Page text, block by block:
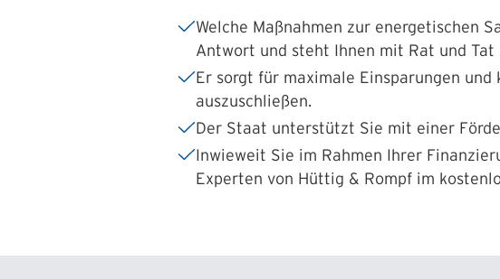
Welche Maßnahmen zur energetischen
Antwort und steht Ihnen mit Rat und Tat
Er sorgt für maximale Einsparungen
auszuschließen.
Der Staat unterstützt Sie mit einer
Inwieweit Sie im Rahmen Ihrer
Experten von Hüttig & Rompf im